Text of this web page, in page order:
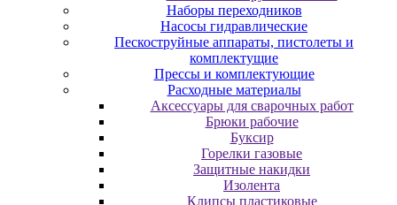
Наборы переходников
Насосы гидравлические
Пескоструйные аппараты, пистолеты и
комплектущие
Прессы и комплектующие
Расходные материалы
Аксессуары для сварочных работ
Брюки рабочие
Буксир
Горелки газовые
Защитные накидки
Изолента
Клипсы пластиковые